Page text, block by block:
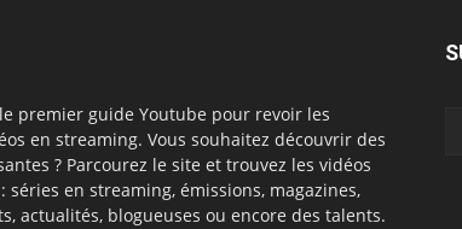
premier guide Youtube pour revoir les
en streaming. Vous souhaitez découvrir des
? Parcourez le site et trouvez les vidéos
séries en streaming, émissions, magazines,
actualités, blogueuses ou encore des talents.